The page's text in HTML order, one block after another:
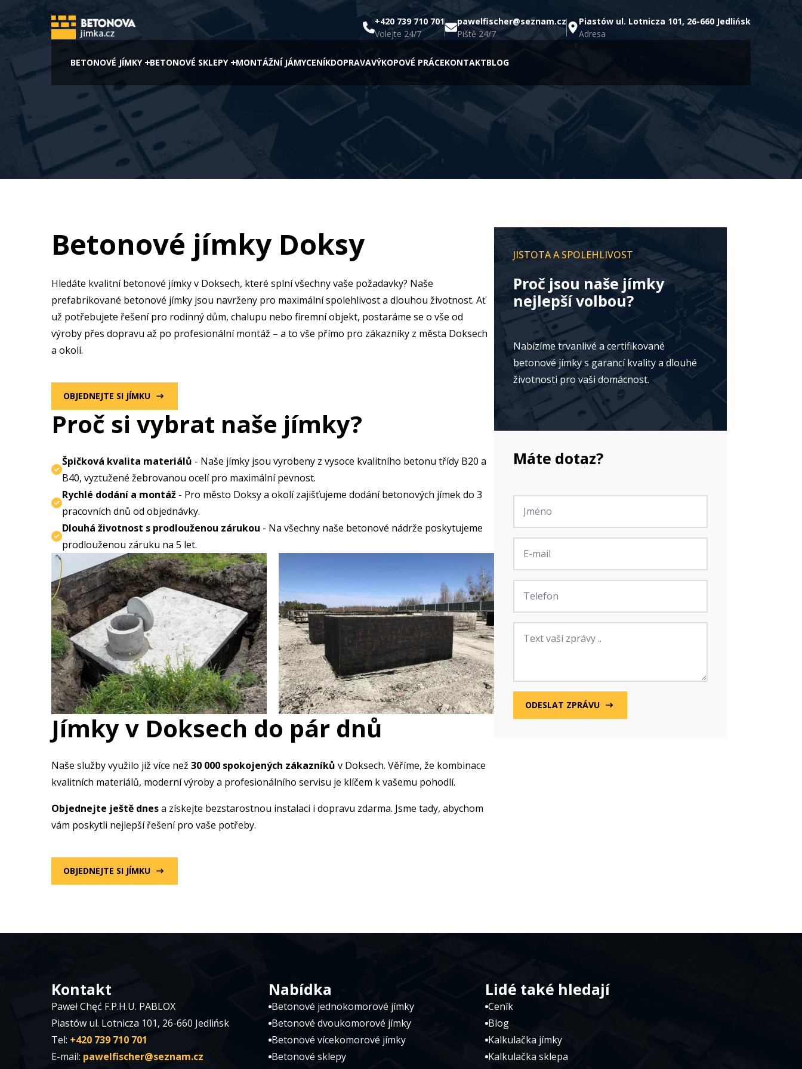
+420 739 710 701
Volejte 24/7
pawelfischer@seznam.cz
Piště 24/7
Piastów ul. Lotnicza 101, 26-660 Jedlińsk
Adresa
BETONOVÉ JÍMKY BETONOVÉ SKLEPY MONTÁŽNÍ JÁMYCENÍKDOPRAVAVÝKOPOVÉ PRÁCEKONTAKTBLOG
Betonové jímky Doksy
Hledáte kvalitní betonové jímky v Doksech, které splní všechny vaše požadavky? Naše
prefabrikované betonové jímky jsou navrženy pro maximální spolehlivost a dlouhou životnost. Ať
už potřebujete řešení pro rodinný dům, chalupu nebo firemní objekt, postaráme se o vše od
výroby přes dopravu až po profesionální montáž – a to vše přímo pro zákazníky z města Doksech
a okolí.
OBJEDNEJTE SI JÍMKU
Proč si vybrat naše jímky?
Špičková kvalita materiálů - Naše jímky jsou vyrobeny z vysoce kvalitního betonu třídy B20 a
B40, vyztužené žebrovanou ocelí pro maximální pevnost.
Rychlé dodání a montáž - Pro město Doksy a okolí zajišťujeme dodání betonových jímek do 3
pracovních dnů od objednávky.
Dlouhá životnost s prodlouženou zárukou - Na všechny naše betonové nádrže poskytujeme
prodlouženou záruku na 5 let.
Jímky v Doksech do pár dnů
Naše služby využilo již více než 30 000 spokojených zákazníků v Doksech. Věříme, že kombinace
kvalitních materiálů, moderní výroby a profesionálního servisu je klíčem k vašemu pohodlí.
Objednejte ještě dnesa získejte bezstarostnou instalaci i dopravu zdarma. Jsme tady, abychom
vám poskytli nejlepší řešení pro vaše potřeby.
OBJEDNEJTE SI JÍMKU
JISTOTA A SPOLEHLIVOST
Proč jsou naše jímky
nejlepší volbou?
Nabízíme trvanlivé a certifikované
betonové jímky s garancí kvality a dlouhé
životnosti pro vaši domácnost.
Máte dotaz?
Jméno
E-
mail
Telefon
Zpráva
ODESLAT ZPRÁVU
Kontakt
Paweł Chęć F.P.H.U. PABLOX
Piastów ul. Lotnicza 101, 26-660 Jedlińsk
Tel: +420 739 710 701
E-mail: pawelfischer@seznam.cz
Nabídka
Betonové jednokomorové jímky
Betonové dvoukomorové jímky
Betonové vícekomorové jímky
Betonové sklepy
Lidé také hledají
Ceník
Blog
Kalkulačka jímky
Kalkulačka sklepa